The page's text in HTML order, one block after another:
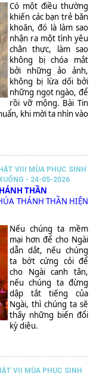
Có một điều thường
khiến các bạn trẻ băn
khoăn, đó là làm sao
nhận ra một tình yêu
chân thực, làm sao
không bị chóa mắt
bởi những ảo ảnh,
không bị lừa dối bởi
những ngọt ngào, để
rồi vỡ mộng. Bài Tin
khi mời ta nhìn vào
VIII MÙA PHỤC SINH
- 24-05-2026
THẦN
THÁNH THẦN HIỆN
Nếu chúng ta mềm
mại hơn để cho Ngài
dẫn dắt, nếu chúng
ta bớt cứng cỏi để
cho Ngài canh tân,
nếu chúng ta đừng
dập tắt tiếng của
Ngài, thì chúng ta sẽ
thấy những biến đổi
kỳ diệu.
VII MÙA PHỤC SINH